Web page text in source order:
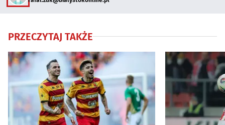
PRZECZYTAJ TAKŻE